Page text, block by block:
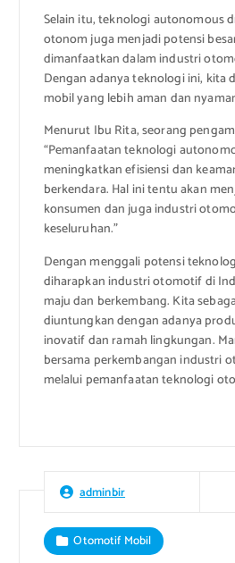
Selain itu, teknologi autonomous
otonom juga menjadi potensi
dimanfaatkan dalam industri
Dengan adanya teknologi ini, kita
mobil yang lebih aman dan
Menurut Ibu Rita, seorang
“Pemanfaatan teknologi
meningkatkan efisiensi dan
berkendara. Hal ini tentu akan
konsumen dan juga industri
keseluruhan.”
Dengan menggali potensi
diharapkan industri otomotif di
maju dan berkembang. Kita
diuntungkan dengan adanya
inovatif dan ramah lingkungan.
bersama perkembangan industri
melalui pemanfaatan teknologi
adminbir
Otomotif Mobil